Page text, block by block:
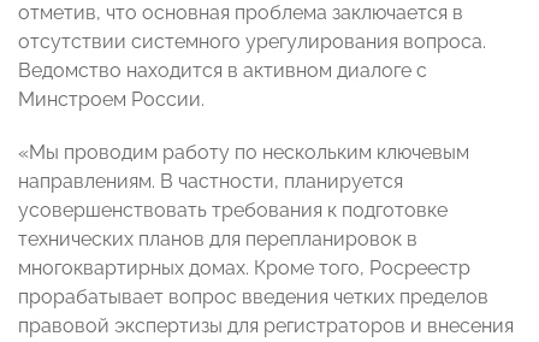
отметив, что основная проблема заключается в
отсутствии системного урегулирования вопроса.
Ведомство находится в активном диалоге с
Минстроем России.
«Мы проводим работу по нескольким ключевым
направлениям. В частности, планируется
усовершенствовать требования к подготовке
технических планов для перепланировок в
многоквартирных домах. Кроме того, Росреестр
прорабатывает вопрос введения четких пределов
правовой экспертизы для регистраторов и внесения